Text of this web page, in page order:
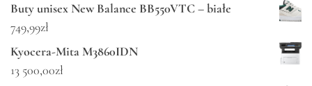
Buty unisex New Balance BB550VTC – białe
749,99zł
Kyocera-Mita M3860IDN
13 500,00zł